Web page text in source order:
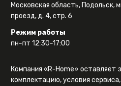
Московская область, Подольск,
проезд, д. 4, стр. 6
Режим работы
пн-пт 12:30-17:00
Компания «R-Home» оставляет
комплектацию, условия